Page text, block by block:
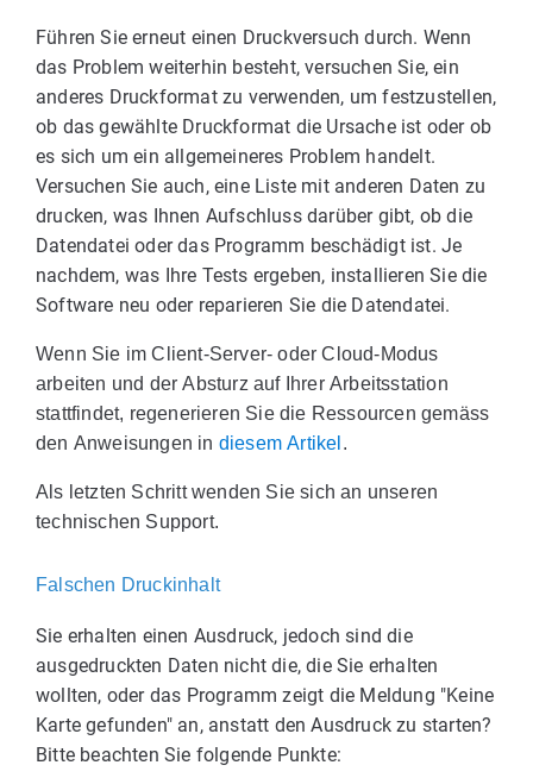
Führen Sie erneut einen Druckversuch durch. Wenn
das Problem weiterhin besteht, versuchen Sie, ein
anderes Druckformat zu verwenden, um festzustellen,
ob das gewählte Druckformat die Ursache ist oder ob
es sich um ein allgemeineres Problem handelt.
Versuchen Sie auch, eine Liste mit anderen Daten zu
drucken, was Ihnen Aufschluss darüber gibt, ob die
Datendatei oder das Programm beschädigt ist. Je
nachdem, was Ihre Tests ergeben, installieren Sie die
Software neu oder reparieren Sie die Datendatei.
Wenn Sie im Client-Server- oder Cloud-Modus
arbeiten und der Absturz auf Ihrer Arbeitsstation
stattfindet, regenerieren Sie die Ressourcen gemäss
den Anweisungen in diesem Artikel .
Als letzten Schritt wenden Sie sich an unseren
technischen Support.
Falschen Druckinhalt
Sie erhalten einen Ausdruck, jedoch sind die
ausgedruckten Daten nicht die, die Sie erhalten
wollten, oder das Programm zeigt die Meldung "Keine
Karte gefunden" an, anstatt den Ausdruck zu starten?
Bitte beachten Sie folgende Punkte: